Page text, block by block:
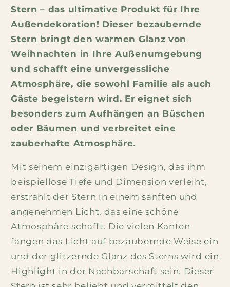
Stern – das ultimative Produkt für Ihre
Außendekoration! Dieser bezaubernde
Stern bringt den warmen Glanz von
Weihnachten in Ihre Außenumgebung
und schafft eine unvergessliche
Atmosphäre, die sowohl Familie als auch
Gäste begeistern wird. Er eignet sich
besonders zum Aufhängen an Büschen
oder Bäumen und verbreitet eine
zauberhafte Atmosphäre.
Mit seinem einzigartigen Design, das ihm
beispiellose Tiefe und Dimension verleiht,
erstrahlt der Stern in einem sanften und
angenehmen Licht, das eine schöne
Atmosphäre schafft. Die vielen Kanten
fangen das Licht auf bezaubernde Weise ein
und der glitzernde Glanz des Sterns wird ein
Highlight in der Nachbarschaft sein. Dieser